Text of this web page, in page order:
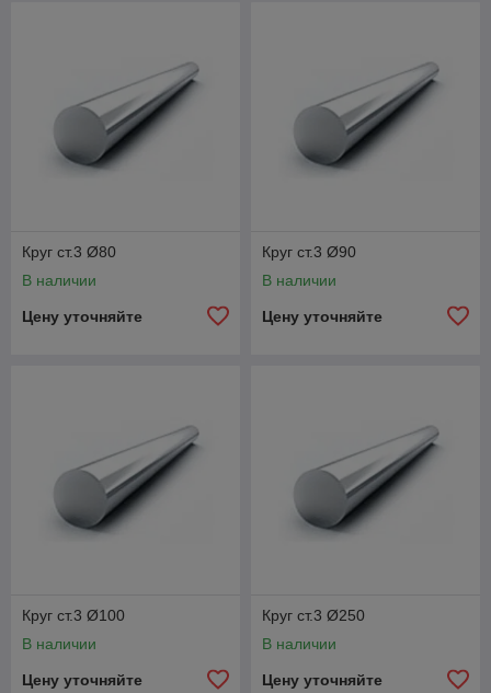
Круг ст.3 Ø80
В наличии
Цену уточняйте
Круг ст.3 Ø90
В наличии
Цену уточняйте
Круг ст.3 Ø100
В наличии
Цену уточняйте
Круг ст.3 Ø250
В наличии
Цену уточняйте